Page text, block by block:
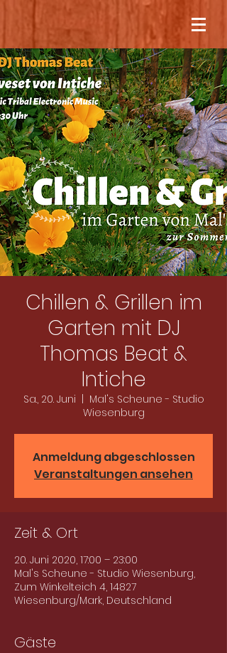
Chillen & Grillen im
Garten mit DJ
Thomas Beat &
Intiche
Sa., 20. Juni
Mal's Scheune - Studio
Wiesenburg
Anmeldung abgeschlossen
Veranstaltungen ansehen
Zeit & Ort
20. Juni 2020, 17:00 – 23:00
Mal's Scheune - Studio Wiesenburg,
Zum Winkelteich 4, 14827
Wiesenburg/Mark, Deutschland
Gäste